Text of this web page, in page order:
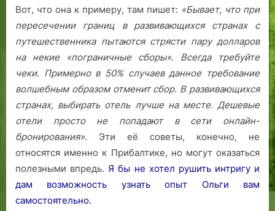
Вот, что она к примеру, там пишет: «Бывает, что при
пересечении границ в развивающихся странах с
путешественника пытаются стрясти пару долларов
на некие «пограничные сборы». Всегда требуйте
чеки. Примерно в 50% случаев данное требование
волшебным образом отменит сбор. В развивающихся
странах, выбирать отель лучше на месте. Дешевые
отели просто не попадают в сети онлайн-
бронирования». Эти её советы, конечно, не
относятся именно к Прибалтике, но могут оказаться
полезными впредь. Я бы не хотел рушить интригу и
дам возможность узнать опыт Ольги вам
самостоятельно.